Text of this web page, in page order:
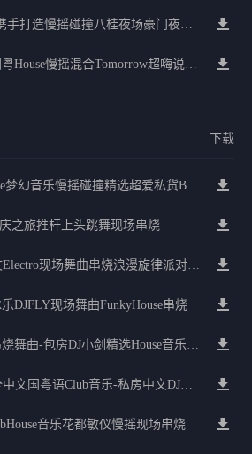
全国语ProgHouse携手打造慢摇碰撞八桂夜场豪门夜宴气氛小串
欣欣猪七夕气氛国粤House慢摇混合Tomorrow超嗨说唱英文House气氛
下载
全英文HouseTrance梦幻音乐慢摇碰撞精选超爱私货BreakBeat跳舞大碟
之旅推杆上头跳舞现场串烧
DJ傑少2025全中文Electro现场舞曲串烧浪漫旋律派对私房
DJFLY现场舞曲FunkyHouse串烧
2025全中文现场串烧舞曲-包房DJ小剑精选House音乐串烧，嗨翻全场
世纪98DJ小马哥全中文国粤语Club音乐-私房中文DJ串烧
音乐花都敏仪慢摇现场串烧